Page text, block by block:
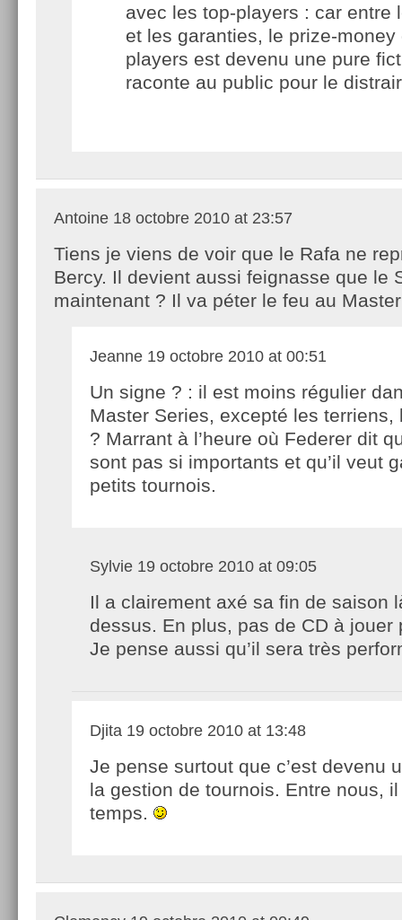
avec les top-players : car entre
et les garanties, le prize-money
players est devenu une pure
raconte au public pour le
Antoine 18 octobre 2010 at 23:57
Tiens je viens de voir que le Rafa ne
Bercy. Il devient aussi feignasse que le
maintenant ? Il va péter le feu au
Jeanne 19 octobre 2010 at 00:51
Un signe ? : il est moins régulier
Master Series, excepté les terriens,
? Marrant à l’heure où Federer dit
sont pas si importants et qu’il veut
petits tournois.
Sylvie 19 octobre 2010 at 09:05
Il a clairement axé sa fin de saison
dessus. En plus, pas de CD à jouer
Je pense aussi qu’il sera très
Djita 19 octobre 2010 at 13:48
Je pense surtout que c’est devenu
la gestion de tournois. Entre nous,
temps.